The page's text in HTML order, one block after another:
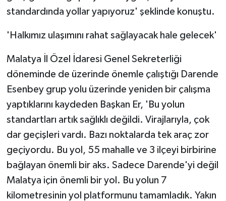
standardında yollar yapıyoruz' şeklinde konuştu.
'Halkımız ulaşımını rahat sağlayacak hale gelecek'
Malatya İl Özel İdaresi Genel Sekreterliği
döneminde de üzerinde önemle çalıştığı Darende
Esenbey grup yolu üzerinde yeniden bir çalışma
yaptıklarını kaydeden Başkan Er, 'Bu yolun
standartları artık sağlıklı değildi. Virajlarıyla, çok
dar geçişleri vardı. Bazı noktalarda tek araç zor
geçiyordu. Bu yol, 55 mahalle ve 3 ilçeyi birbirine
bağlayan önemli bir aks. Sadece Darende'yi değil
Malatya için önemli bir yol. Bu yolun 7
kilometresinin yol platformunu tamamladık. Yakın